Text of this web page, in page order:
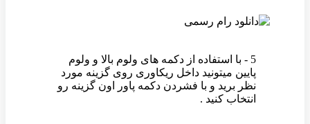
5 - با استفاده از دکمه های ولوم بالا و ولوم
پایین میتونید داخل ریکاوری روی گزینه مورد
نظر برید و با فشردن دکمه پاور اون گزینه رو
انتخاب کنید .